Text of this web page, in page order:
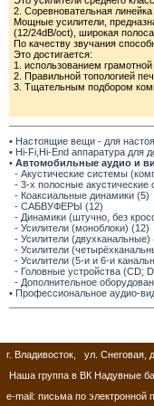
2. Соревновательная
Мощные усилители,
(12/24dB/oct), широкая
По качеству звучания
Это достигается:
1. использованием грамотной
2. Правильной топологией
3. Тщательным подбором
• Настоящие вещи - для
• Hi-Fi,Hi-End аппаратура для
• Автомобильные аудио и
- Акустические системы
- 3-х полосные акустические
- Коаксиальные динамики (5)
- САБВУФЕРЫ (12)
- Динамики (штучно, без
- Усилители (моноблоки) (12)
- Усилители (двухканальные)
- Усилители
- Усилители (5-и и 6-и
- Головные устройства (CD;
- Дополнительное
• Профессиональное аудио-
г. Владивосток, ул. Снеговая,
Наша группа в ВК Надувные
e-mail: письма по электронной